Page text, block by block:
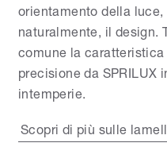
orientamento della
naturalmente, il design.
comune la
precisione da SPRILUX
intemperie.
Scopri di più sulle